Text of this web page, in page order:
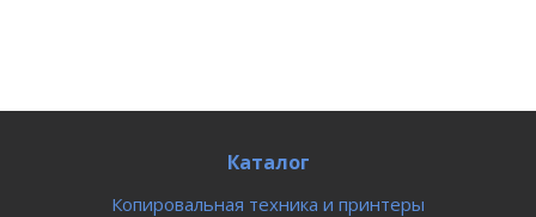
Каталог
Копировальная техника и принтеры